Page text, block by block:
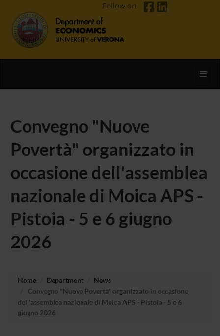
Follow on
Convegno "Nuove
Povertà" organizzato in
occasione dell'assemblea
nazionale di Moica APS -
Pistoia - 5 e 6 giugno
2026
Home Department
News
Convegno "Nuove Povertà" organizzato in occasione
dell'assemblea nazionale di Moica APS - Pistoia - 5 e 6
giugno 2026